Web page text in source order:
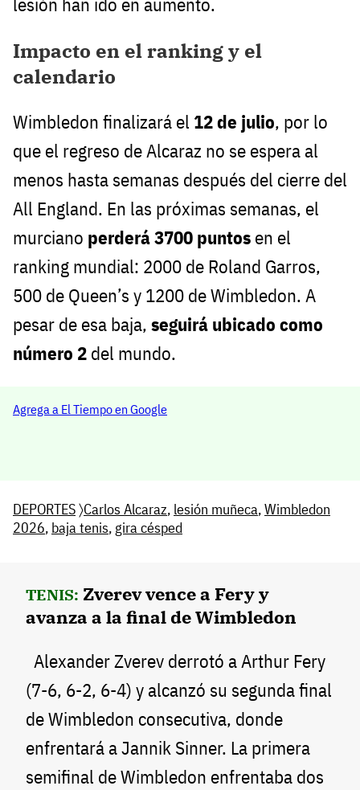
lesión han ido en aumento.
Impacto en el ranking y el
calendario
Wimbledon finalizará el 12 de julio, por lo
que el regreso de Alcaraz no se espera al
menos hasta semanas después del cierre del
All England. En las próximas semanas, el
murciano perderá 3700 puntos en el
ranking mundial: 2000 de Roland Garros,
500 de Queen’s y 1200 de Wimbledon. A
pesar de esa baja, seguirá ubicado como
número 2 del mundo.
Agrega a El Tiempo en Google
DEPORTES〉Carlos Alcaraz, lesión muñeca,Wimbledon
2026, baja tenis, gira césped
TENIS: Zverev vence a Fery y
avanza a la final de Wimbledon
Alexander Zverev derrotó a Arthur Fery
(7-6, 6-2, 6-4) y alcanzó su segunda final
de Wimbledon consecutiva, donde
enfrentará a Jannik Sinner. La primera
semifinal de Wimbledon enfrentaba dos